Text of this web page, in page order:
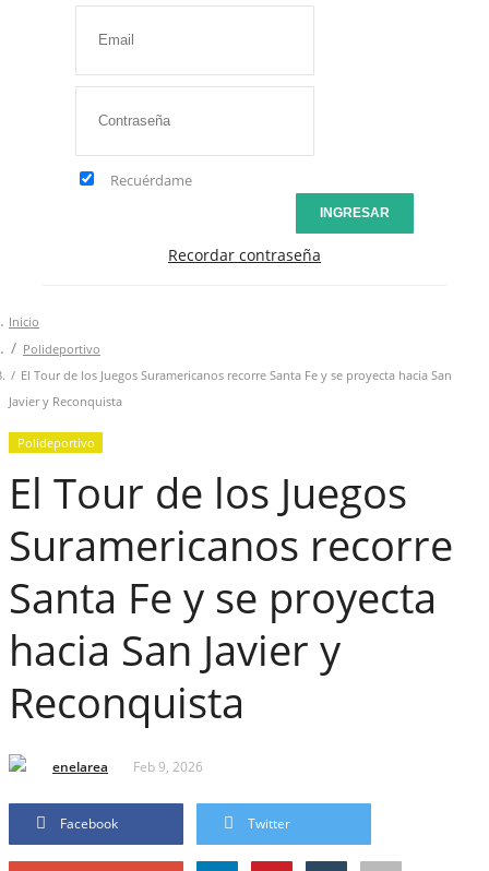
Recuérdame
INGRESAR
Recordar contraseña
Inicio
Polideportivo
El Tour de los Juegos Suramericanos recorre Santa Fe y se proyecta hacia San
Javier y Reconquista
Polideportivo
El Tour de los Juegos
Suramericanos recorre
Santa Fe y se proyecta
hacia San Javier y
Reconquista
enelarea Feb 9, 2026
Facebook Twitter